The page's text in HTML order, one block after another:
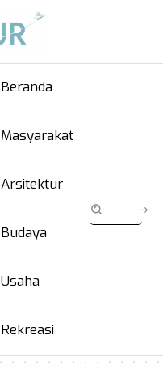
Beranda
Masyarakat
Arsitektur
Budaya
Usaha
Rekreasi